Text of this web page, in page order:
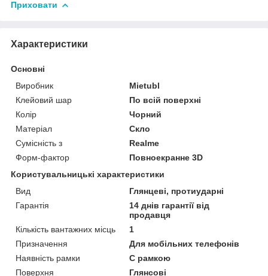
Приховати
Характеристики
Основні
Виробник
Mietubl
Клейовий шар
По всій поверхні
Колір
Чорний
Матеріал
Скло
Сумісність з
Realme
Форм-фактор
Повноекранне 3D
Користувальницькі характеристики
Вид
Глянцеві, протиударні
Гарантія
14 днів гарантії від
продавця
Кількість вантажних місць
1
Призначення
Для мобільних телефонів
Наявність рамки
C рамкою
Поверхня
Глянсові